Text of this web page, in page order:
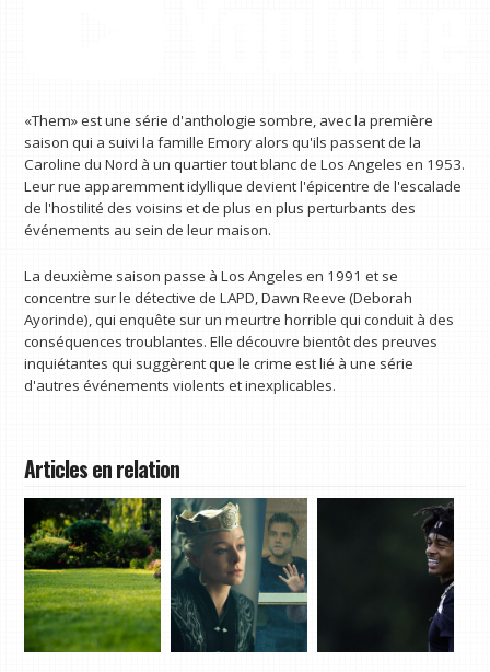
«Them» est une série d'anthologie sombre, avec la première
saison qui a suivi la famille Emory alors qu'ils passent de la
Caroline du Nord à un quartier tout blanc de Los Angeles en 1953.
Leur rue apparemment idyllique devient l'épicentre de l'escalade
de l'hostilité des voisins et de plus en plus perturbants des
événements au sein de leur maison.
La deuxième saison passe à Los Angeles en 1991 et se
concentre sur le détective de LAPD, Dawn Reeve (Deborah
Ayorinde), qui enquête sur un meurtre horrible qui conduit à des
conséquences troublantes. Elle découvre bientôt des preuves
inquiétantes qui suggèrent que le crime est lié à une série
d'autres événements violents et inexplicables.
Articles en relation